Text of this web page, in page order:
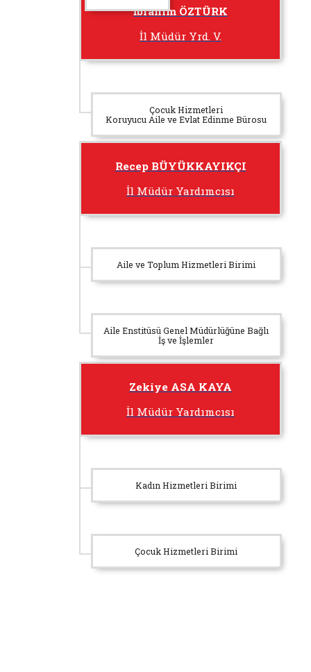
İbrahim ÖZTÜRK
İl Müdür Yrd. V.
Çocuk Hizmetleri
Koruyucu Aile ve Evlat Edinme Bürosu
Recep BÜYÜKKAYIKÇI
İl Müdür Yardımcısı
Aile ve Toplum Hizmetleri Birimi
Aile Enstitüsü Genel Müdürlüğüne Bağlı
İş ve İşlemler
Zekiye ASA KAYA
İl Müdür Yardımcısı
Kadın Hizmetleri Birimi
Çocuk Hizmetleri Birimi